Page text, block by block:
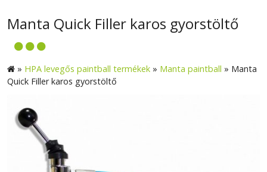
Manta Quick Filler karos gyorstöltő
» HPA levegős paintball termékek » Manta paintball » Manta
Quick Filler karos gyorstöltő